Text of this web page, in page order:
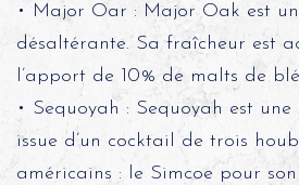
• Major Oar : Major Oak est
désaltérante. Sa fraîcheur est
l’apport de 10% de malts de
• Sequoyah : Sequoyah est
issue d’un cocktail de trois
américains : le Simcoe pour